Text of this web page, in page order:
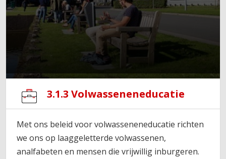
3.1.3 Volwasseneneducatie
Met ons beleid voor volwasseneneducatie richten
we ons op laaggeletterde volwassenen,
analfabeten en mensen die vrijwillig inburgeren.